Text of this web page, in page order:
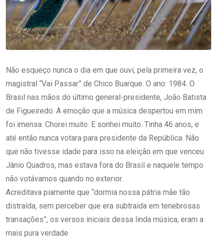
Não esqueço nunca o dia em que ouvi, pela primeira vez, o
magistral “Vai Passar” de Chico Buarque. O ano: 1984. O
Brasil nas mãos do último general-presidente, João Batista
de Figueiredo. A emoção que a música despertou em mim
foi imensa. Chorei muito. E sonhei muito. Tinha 46 anos, e
até então nunca votara para presidente da República. Não
que não tivesse idade para isso na eleição em que venceu
Jânio Quadros, mas estava fora do Brasil e naquele tempo
não votávamos quando no exterior.
Acreditava piamente que “dormia nossa pátria mãe tão
distraída, sem perceber que era subtraída em tenebrosas
transações”, os versos iniciais dessa linda música, eram a
mais pura verdade.